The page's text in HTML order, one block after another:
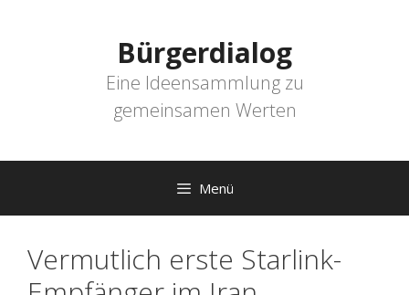
Bürgerdialog
Eine Ideensammlung zu
gemeinsamen Werten
Menü
Vermutlich erste Starlink-